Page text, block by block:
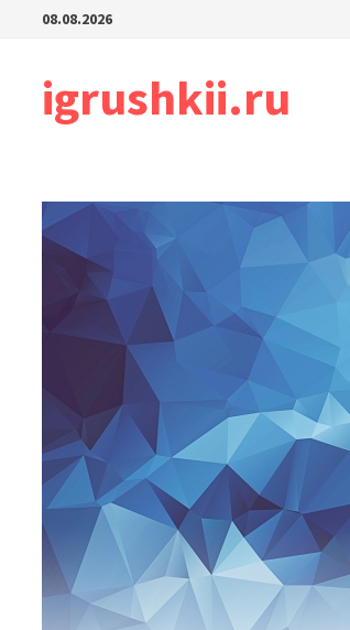
Перейти08.08.2026
igrushkii.ru